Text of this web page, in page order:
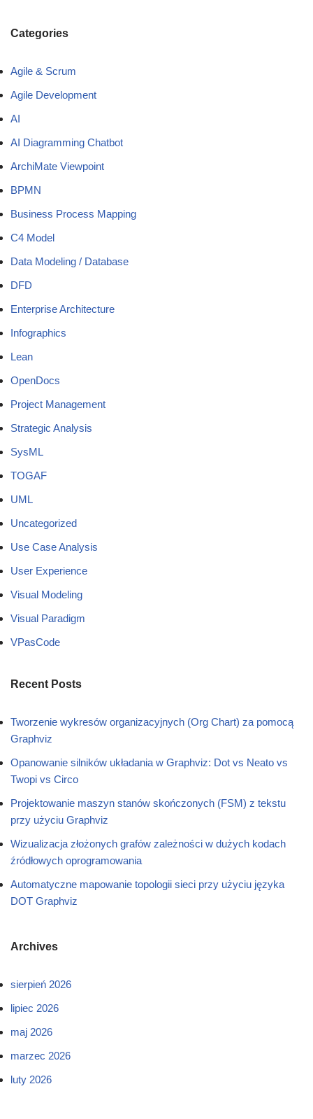
Categories
Agile & Scrum
Agile Development
AI
AI Diagramming Chatbot
ArchiMate Viewpoint
BPMN
Business Process Mapping
C4 Model
Data Modeling / Database
DFD
Enterprise Architecture
Infographics
Lean
OpenDocs
Project Management
Strategic Analysis
SysML
TOGAF
UML
Uncategorized
Use Case Analysis
User Experience
Visual Modeling
Visual Paradigm
VPasCode
Recent Posts
Tworzenie wykresów organizacyjnych (Org Chart) za pomocą
Graphviz
Opanowanie silników układania w Graphviz: Dot vs Neato vs
Twopi vs Circo
Projektowanie maszyn stanów skończonych (FSM) z tekstu
przy użyciu Graphviz
Wizualizacja złożonych grafów zależności w dużych kodach
źródłowych oprogramowania
Automatyczne mapowanie topologii sieci przy użyciu języka
DOT Graphviz
Archives
sierpień 2026
lipiec 2026
maj 2026
marzec 2026
luty 2026